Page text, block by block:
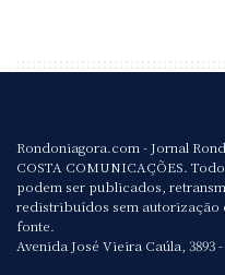
Rondoniagora.com - Jornal
COSTA COMUNICAÇÕES.
podem ser publicados,
redistribuídos sem autorização
fonte.
Avenida José Vieira Caúla, 3893